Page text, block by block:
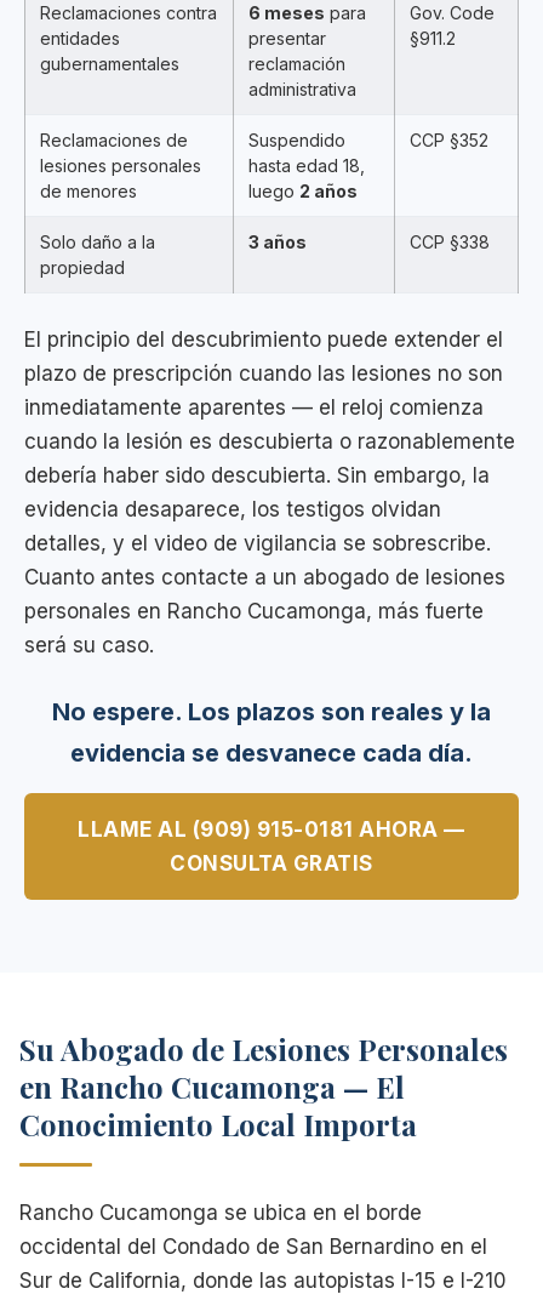
Reclamaciones contra
entidades
gubernamentales
6 meses para
presentar
reclamación
administrativa
Gov. Code
§911.2
Reclamaciones de
lesiones personales
de menores
Suspendido
hasta edad 18,
luego 2 años
CCP §352
Solo daño a la
propiedad
3 años CCP §338
El principio del descubrimiento puede extender el
plazo de prescripción cuando las lesiones no son
inmediatamente aparentes — el reloj comienza
cuando la lesión es descubierta o razonablemente
debería haber sido descubierta. Sin embargo, la
evidencia desaparece, los testigos olvidan
detalles, y el video de vigilancia se sobrescribe.
Cuanto antes contacte a un abogado de lesiones
personales en Rancho Cucamonga, más fuerte
será su caso.
No espere. Los plazos son reales y la
evidencia se desvanece cada día.
LLAME AL (909) 915-0181 AHORA —
CONSULTA GRATIS
Su Abogado de Lesiones Personales
en Rancho Cucamonga — El
Conocimiento Local Importa
Rancho Cucamonga se ubica en el borde
occidental del Condado de San Bernardino en el
Sur de California, donde las autopistas I-15 e I-210